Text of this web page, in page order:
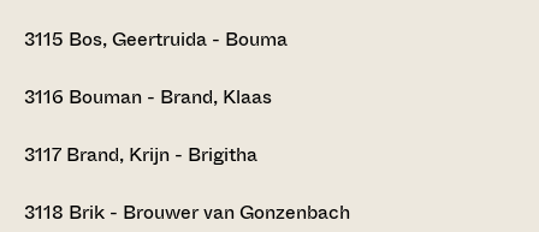
3115 Bos, Geertruida - Bouma
3116 Bouman - Brand, Klaas
3117 Brand, Krijn - Brigitha
3118 Brik - Brouwer van Gonzenbach